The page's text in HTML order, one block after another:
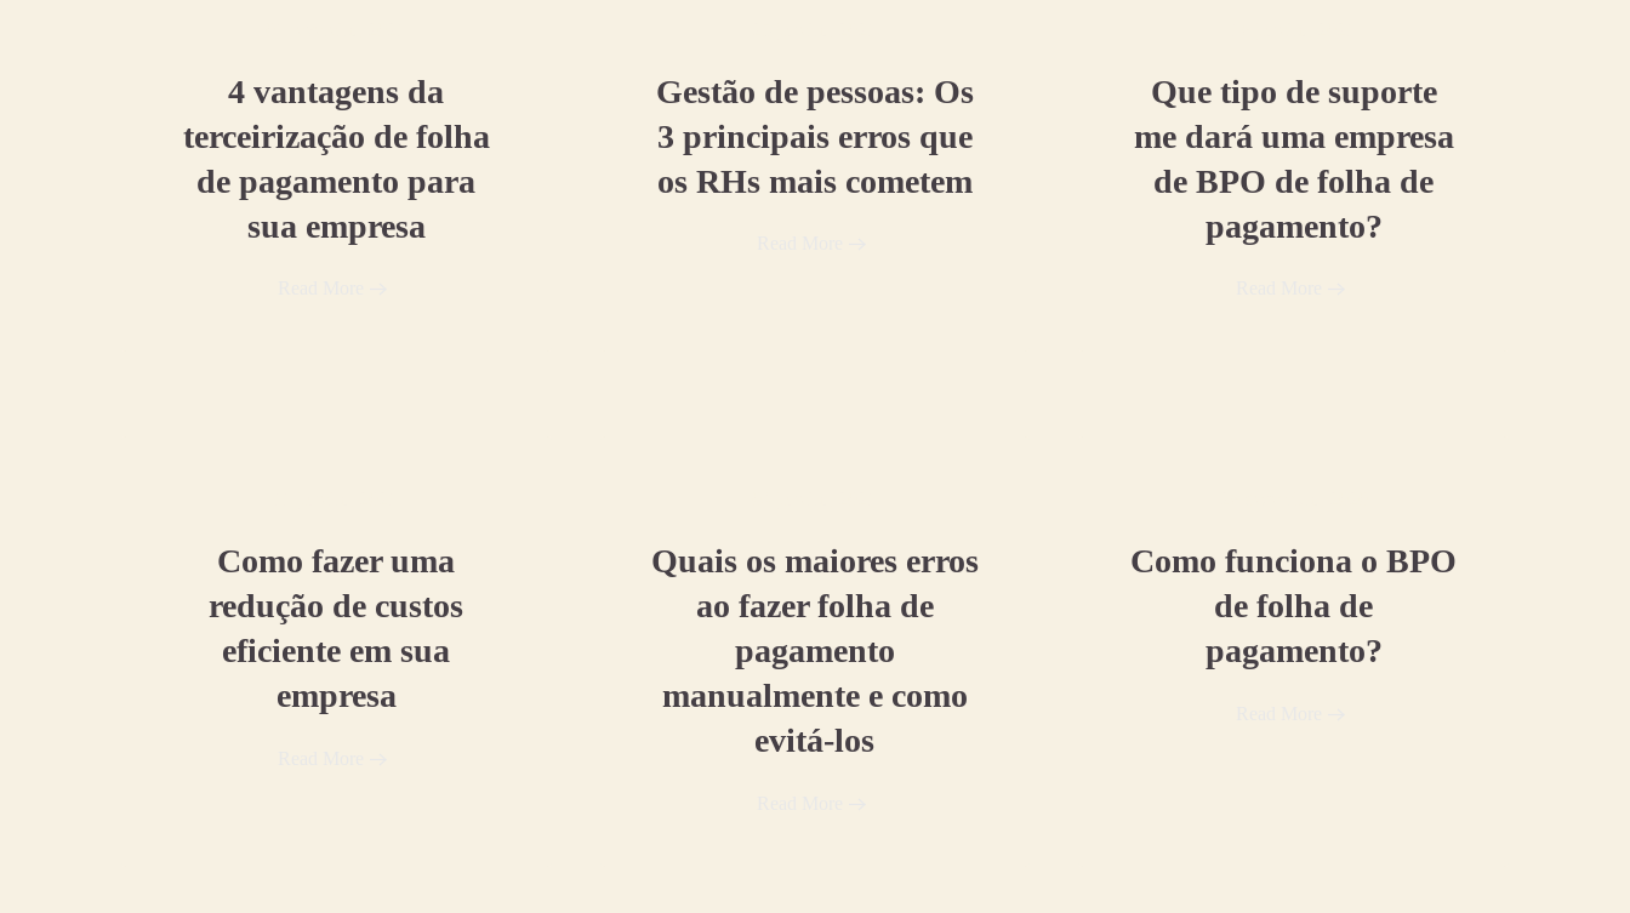
4 vantagens da
terceirização de folha
de pagamento para
sua empresa
Gestão de pessoas: Os
3 principais erros que
os RHs mais cometem
Que tipo de suporte
me dará uma empresa
de BPO de folha de
pagamento?
Como fazer uma
redução de custos
eficiente em sua
empresa
Quais os maiores erros
ao fazer folha de
pagamento
manualmente e como
evitá-los
Como funciona o BPO
de folha de
pagamento?